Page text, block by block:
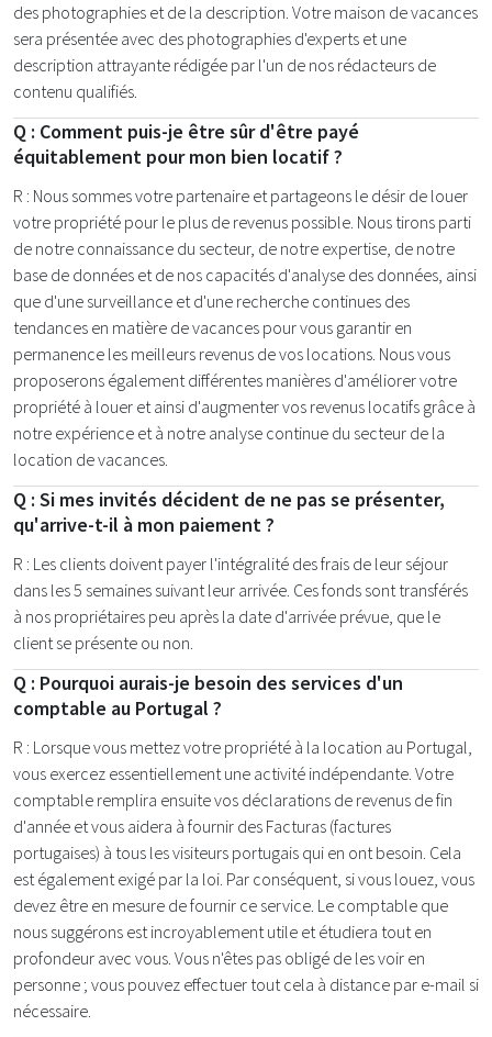
des photographies et de la description. Votre maison de vacances
sera présentée avec des photographies d'experts et une
description attrayante rédigée par l'un de nos rédacteurs de
contenu qualifiés.
Q : Comment puis-je être sûr d'être payé
équitablement pour mon bien locatif ?
R : Nous sommes votre partenaire et partageons le désir de louer
votre propriété pour le plus de revenus possible. Nous tirons parti
de notre connaissance du secteur, de notre expertise, de notre
base de données et de nos capacités d'analyse des données, ainsi
que d'une surveillance et d'une recherche continues des
tendances en matière de vacances pour vous garantir en
permanence les meilleurs revenus de vos locations. Nous vous
proposerons également différentes manières d'améliorer votre
propriété à louer et ainsi d'augmenter vos revenus locatifs grâce à
notre expérience et à notre analyse continue du secteur de la
location de vacances.
Q : Si mes invités décident de ne pas se présenter,
qu'arrive-t-il à mon paiement ?
R : Les clients doivent payer l'intégralité des frais de leur séjour
dans les 5 semaines suivant leur arrivée. Ces fonds sont transférés
à nos propriétaires peu après la date d'arrivée prévue, que le
client se présente ou non.
Q : Pourquoi aurais-je besoin des services d'un
comptable au Portugal ?
R : Lorsque vous mettez votre propriété à la location au Portugal,
vous exercez essentiellement une activité indépendante. Votre
comptable remplira ensuite vos déclarations de revenus de fin
d'année et vous aidera à fournir des Facturas (factures
portugaises) à tous les visiteurs portugais qui en ont besoin. Cela
est également exigé par la loi. Par conséquent, si vous louez, vous
devez être en mesure de fournir ce service. Le comptable que
nous suggérons est incroyablement utile et étudiera tout en
profondeur avec vous. Vous n'êtes pas obligé de les voir en
personne ; vous pouvez effectuer tout cela à distance par e-mail si
nécessaire.